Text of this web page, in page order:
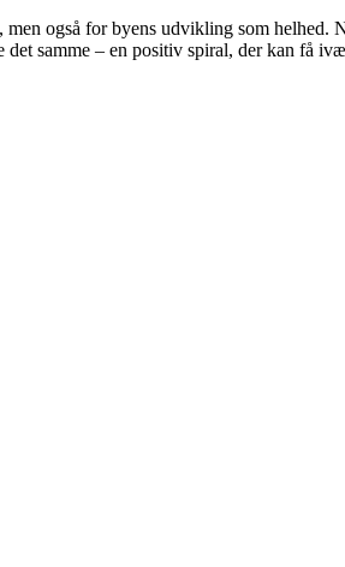
også for byens udvikling som
det samme – en positiv spiral, der kan få